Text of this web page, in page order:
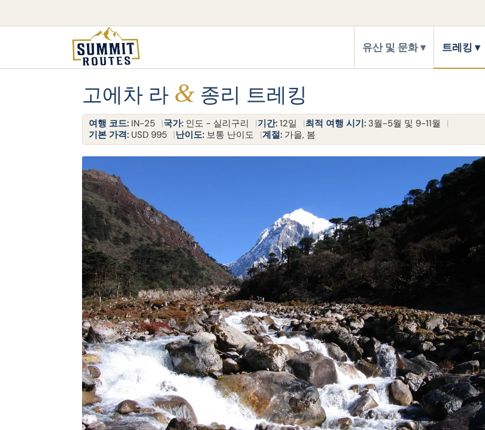
유산 및 문화 트레킹
고에차 라 & 종리 트레킹
여행 코드: IN-25 국가: 인도 - 실리구리 기간: 12일 최적 여행 시기: 3월-5월 및 9-11월
기본 가격: USD 995 난이도: 보통 난이도 계절: 가을, 봄